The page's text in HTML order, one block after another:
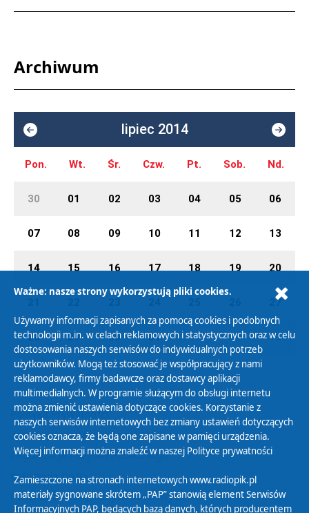
Archiwum
lipiec 2014
Pon. Wt. Śr. Czw. Pt. Sob. Nd.
30 01 02 03 04 05 06
07 08 09 10 11 12 13
14 15 16 17 18 19 20
27
28 29 30 31 01 02 03
Polityka Prywatności
Zasady korzystania z Serwisu
Organizacje Pożytku Publicznego
Cyfryzacja DAB+
Polityka ochrony danych osobowych
Ważne: nasze strony wykorzystują pliki cookies.
Używamy informacji zapisanych za pomocą cookies i podobnych
technologii m.in. w celach reklamowych i statystycznych oraz w celu
dostosowania naszych serwisów do indywidualnych potrzeb
użytkowników. Mogą też stosować je współpracujący z nami
reklamodawcy, firmy badawcze oraz dostawcy aplikacji
multimedialnych. W programie służącym do obsługi internetu
można zmienić ustawienia dotyczące cookies. Korzystanie z
naszych serwisów internetowych bez zmiany ustawień dotyczących
cookies oznacza, że będą one zapisane w pamięci urządzenia.
Więcej informacji można znaleźć w naszej Polityce prywatności
Zamieszczone na stronach internetowych www.radiopik.pl
materiały sygnowane skrótem „PAP” stanowią element Serwisów
Informacyjnych PAP, będących bazą danych, których producentem